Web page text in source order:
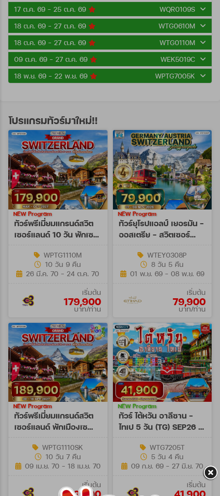
17 ต.ค. 69 - 25 ต.ค. 69
WQR0109S
18 ต.ค. 69 - 27 ต.ค. 69
WTG0610M
18 ต.ค. 69 - 27 ต.ค. 69
WTG0110M
09 ต.ค. 69 - 27 ต.ค. 69
WEK5019C
18 พ.ย. 69 - 22 พ.ย. 69
WPTG7005K
โปรแกรมทัวร์มาใหม่!!
ทัวร์พรีเมี่ยมแกรนด์สวิต
เซอร์แลนด์ 10 วัน พักเซ
NEW Program
WPTG1110M
10 วัน 9 คืน
26 มี.ค. 70 - 24 ต.ค. 70
เริ่มต้น
179,900
บาท/ท่าน
ทัวร์ยุโรปแอลป์ เยอรมัน -
ออสเตรีย - สวิตเซอร์
NOV 26
NEW Program
WTEY0308P
8 วัน 5 คืน
01 พ.ย. 69 - 08 พ.ย. 69
เริ่มต้น
79,900
บาท/ท่าน
ทัวร์พรีเมี่ยมแกรนด์สวิต
เซอร์แลนด์ พักเมืองเซ
18 APR 27
[SONGKRAN]
NEW Program
WPTG1110SK
10 วัน 7 คืน
09 เม.ย. 70 - 18 เม.ย. 70
เริ่มต้น
ทัวร์ ไต้หวัน อาลีซาน -
ไทเป 5 วัน (TG) SEP26 -
NEW Program
WTG7205T
5 วัน 4 คืน
09 ก.ย. 69 - 27 มิ.ย. 70
เริ่มต้น